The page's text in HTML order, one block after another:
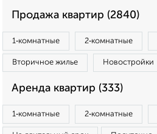
Продажа квартир (2840)
1‑комнатные 2‑комнатные
Вторичное жилье Новостройки
Аренда квартир (333)
1‑комнатные 2‑комнатные